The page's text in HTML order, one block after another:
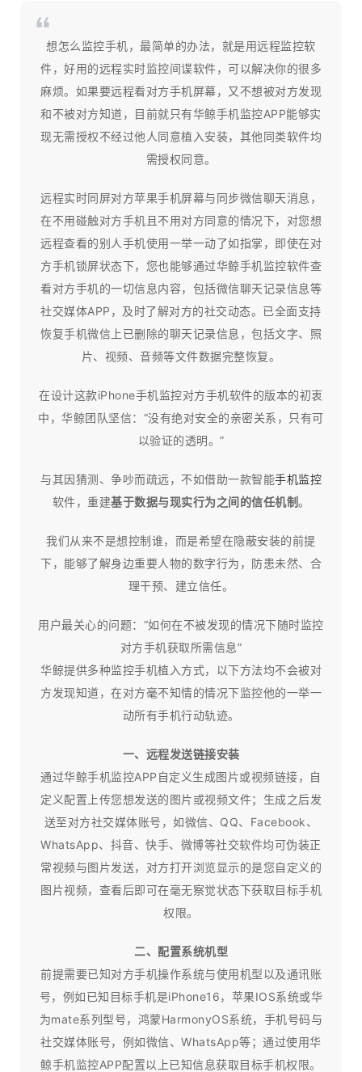
想怎么监控手机，最简单的办法，就是用远程监控软
件，好用的远程实时监控间谍软件，可以解决你的很多
麻烦。如果要远程看对方手机屏幕，又不想被对方发现
和不被对方知道，目前就只有华鲸手机监控APP能够实
现无需授权不经过他人同意植入安装，其他同类软件均
需授权同意。
远程实时同屏对方苹果手机屏幕与同步微信聊天消息，
在不用碰触对方手机且不用对方同意的情况下，对您想
远程查看的别人手机使用一举一动了如指掌，即使在对
方手机锁屏状态下，您也能够通过华鲸手机监控软件查
看对方手机的一切信息内容，包括微信聊天记录信息等
社交媒体APP，及时了解对方的社交动态。已全面支持
恢复手机微信上已删除的聊天记录信息，包括文字、照
片、视频、音频等文件数据完整恢复。
在设计这款iPhone手机监控对方手机软件的版本的初衷
中，华鲸团队坚信：“没有绝对安全的亲密关系，只有可
以验证的透明。”
与其因猜测、争吵而疏远，不如借助一款智能手机监控
软件，重建基于数据与现实行为之间的信任机制。
我们从来不是想控制谁，而是希望在隐蔽安装的前提
下，能够了解身边重要人物的数字行为，防患未然、合
理干预、建立信任。​
用户最关心的问题：“如何在不被发现的情况下随时监控
对方手机获取所需信息”
华鲸提供多种监控手机植入方式，以下方法均不会被对
方发现知道，在对方毫不知情的情况下监控他的一举一
动所有手机行动轨迹。
一、远程发送链接安装
通过华鲸手机监控APP自定义生成图片或视频链接，自
定义配置上传您想发送的图片或视频文件；生成之后发
送至对方社交媒体账号，如微信、QQ、Facebook、
WhatsApp、抖音、快手、微博等社交软件均可伪装正
常视频与图片发送，对方打开浏览显示的是您自定义的
图片视频，查看后即可在毫无察觉状态下获取目标手机
权限。
二、配置系统机型
前提需要已知对方手机操作系统与使用机型以及通讯账
号，例如已知目标手机是iPhone16，苹果IOS系统或华
为mate系列型号，鸿蒙HarmonyOS系统，手机号码与
社交媒体账号，例如微信、WhatsApp等；通过使用华
鲸手机监控APP配置以上已知信息获取目标手机权限。